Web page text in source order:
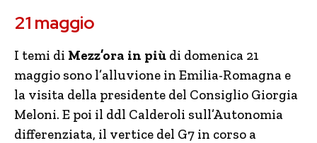
21 maggio
I temi di Mezz’ora in più di domenica 21
maggio sono l’alluvione in Emilia-Romagna e
la visita della presidente del Consiglio Giorgia
Meloni. E poi il ddl Calderoli sull’Autonomia
differenziata, il vertice del G7 in corso a